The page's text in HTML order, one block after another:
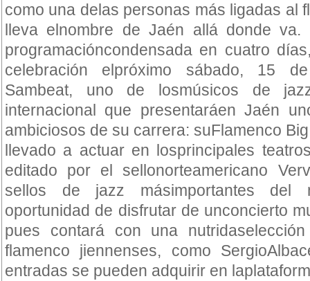
como una delas personas más ligadas al
lleva elnombre de Jaén allá donde
programacióncondensada en cuatro
celebración elpróximo sábado, 15
Sambeat, uno de losmúsicos de
internacional que presentaráen Jaén
ambiciosos de su carrera: suFlamenco
llevado a actuar en losprincipales
editado por el sellonorteamericano
sellos de jazz másimportantes del
oportunidad de disfrutar de unconcierto
pues contará con una
flamenco jiennenses, como
entradas se pueden adquirir en